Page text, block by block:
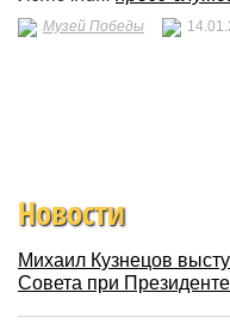
Музей Победы
Новости
Михаил Кузнецов
Совета при